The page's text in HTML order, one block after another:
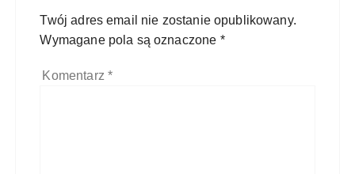
Twój adres email nie zostanie opublikowany.
Wymagane pola są oznaczone *
Komentarz *